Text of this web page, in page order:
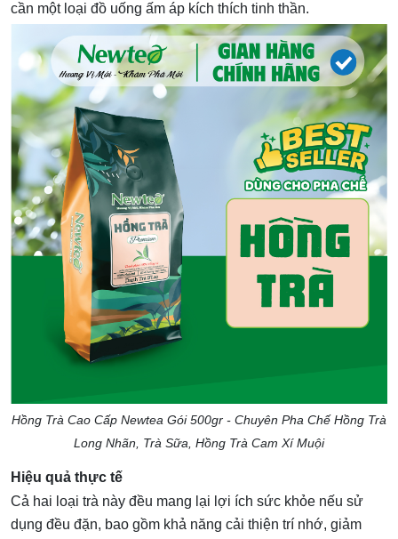
cần một loại đồ uống ấm áp kích thích tinh thần.
Hồng Trà Cao Cấp Newtea Gói 500gr - Chuyên Pha Chế Hồng Trà
Long Nhãn, Trà Sữa, Hồng Trà Cam Xí Muội
Hiệu quả thực tế
Cả hai loại trà này đều mang lại lợi ích sức khỏe nếu sử
dụng đều đặn, bao gồm khả năng cải thiện trí nhớ, giảm